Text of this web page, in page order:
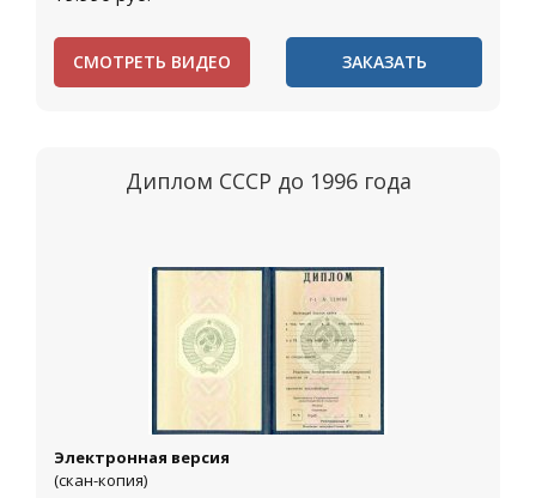
СМОТРЕТЬ ВИДЕО ЗАКАЗАТЬ
Диплом СССР до 1996 года
Электронная версия
(скан-копия)